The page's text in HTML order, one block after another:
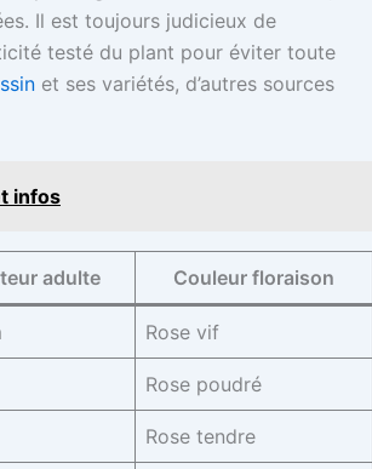
Il est toujours judicieux de
testé du plant pour éviter toute
et ses variétés, d’autres sources
infos
adulte Couleur floraison
Rose vif
Rose poudré
Rose tendre